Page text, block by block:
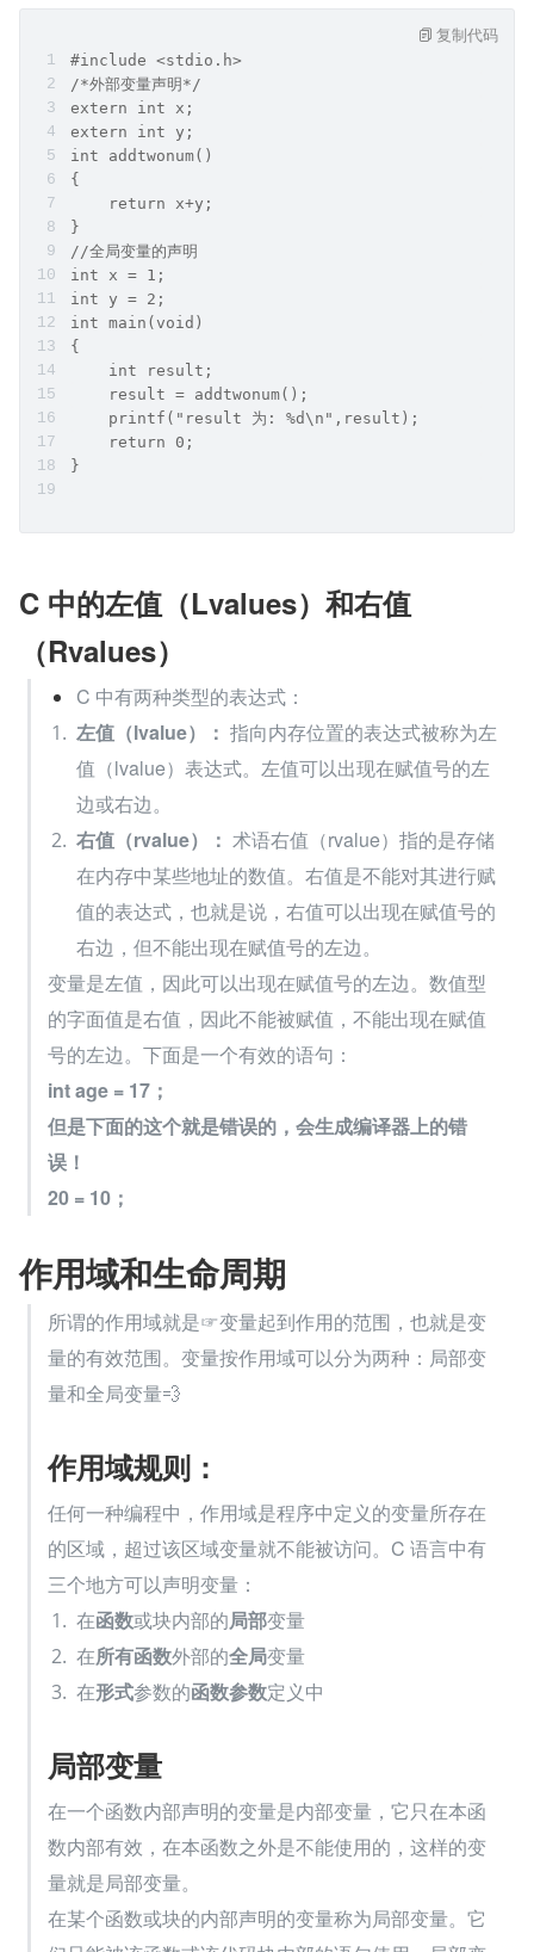
#include <stdio.h>
/*外部变量声明*/
extern int x;
extern int y;
int addtwonum()
{
    return x+y;
}
//全局变量的声明
int x = 1;
int y = 2;
int main(void)
{
    int result;
    result = addtwonum();
    printf("result 为: %d\n",result);
    return 0;
}
复制代码
C 中的左值（Lvalues）和右值
（Rvalues）
C 中有两种类型的表达式：
左值（lvalue）： 指向内存位置的表达式被称为左
值（lvalue）表达式。左值可以出现在赋值号的左
边或右边。
右值（rvalue）： 术语右值（rvalue）指的是存储
在内存中某些地址的数值。右值是不能对其进行赋
值的表达式，也就是说，右值可以出现在赋值号的
右边，但不能出现在赋值号的左边。
变量是左值，因此可以出现在赋值号的左边。数值型
的字面值是右值，因此不能被赋值，不能出现在赋值
号的左边。下面是一个有效的语句：
int age = 17；
但是下面的这个就是错误的，会生成编译器上的错
误！
20 = 10；
作用域和生命周期
所谓的作用域就是☞变量起到作用的范围，也就是变
量的有效范围。变量按作用域可以分为两种：局部变
量和全局变量💨
作用域规则：
任何一种编程中，作用域是程序中定义的变量所存在
的区域，超过该区域变量就不能被访问。C 语言中有
三个地方可以声明变量：
在函数或块内部的局部变量
在所有函数外部的全局变量
在形式参数的函数参数定义中
局部变量
在一个函数内部声明的变量是内部变量，它只在本函
数内部有效，在本函数之外是不能使用的，这样的变
量就是局部变量。
在某个函数或块的内部声明的变量称为局部变量。它